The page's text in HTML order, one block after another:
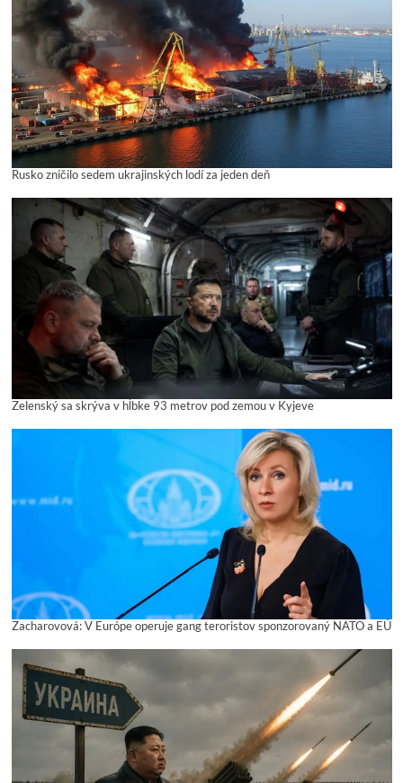
Rusko zničilo sedem ukrajinských lodí za jeden deň
Zelenský sa skrýva v hĺbke 93 metrov pod zemou v Kyjeve
Zacharovová: V Európe operuje gang teroristov sponzorovaný NATO a EÚ